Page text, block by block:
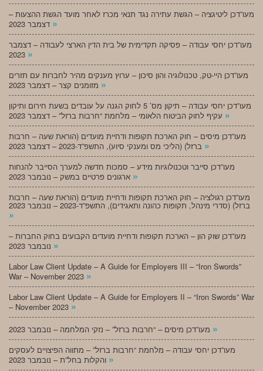
מעו”דכן ליטיגציה – הגשת עתירה נגד תנאי מכרז לאחר מועד הגשת ההצעות –
»
מעו”דכן יחסי עבודה – פסיקה תקדימית של בית הדין הארצי לעבודה – דצמבר
»
מעו”דכן היי-טק, טכנולוגיה והון סיכון – ערוץ מענקים מהיר לחברות עם תזרים
»
מעו”דכן יחסי עבודה – תיקון מס’ 5 לחוק הגנה על עובדים בשעת חירום ותיקון
»
מעו”דכן מיסים – חוק הארכת תקופות ודחיית מועדים (הוראת שעה – חרבות
»
מעו”דכן סייבר וטכנולוגיות מידע – סמכות חדשה למערך הסייבר להנחות
»
מעו”דכן רגולציה – חוק הארכת תקופות ודחיית מועדים (הוראת שעה – חרבות
ברזל) (סדרי מינהל, תקופות כהונה ותאגידים), התשפ”ד-2023 – נובמבר 2023
»
מעו”דכן שוק הון – הארכת תקופות ודחיית מועדים הקבועים בחוק החברות –
»
Labor Law Client Update – A Guide for Employers III – “Iron Swords”
War – November 2023 »
Labor Law Client Update – A Guide for Employers II – “Iron Swords” War
– November 2023 »
»
מעו”דכן יחסי עבודה – מלחמת “חרבות ברזל” – מתווה הפיצויים לעסקים
»